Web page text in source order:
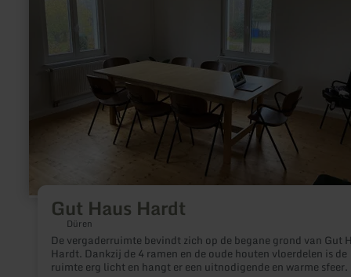
Gut Haus Hardt
Düren
De vergaderruimte bevindt zich op de begane grond van Gut
Hardt. Dankzij de 4 ramen en de oude houten vloerdelen is de
ruimte erg licht en hangt er een uitnodigende en warme sfeer.